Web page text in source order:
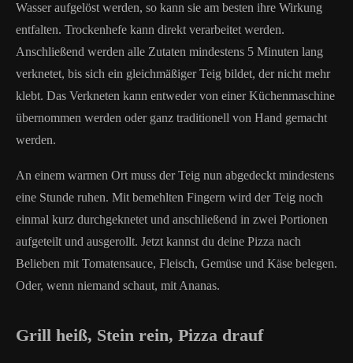
Wasser aufgelöst werden, so kann sie am besten ihre Wirkung
entfalten. Trockenhefe kann direkt verarbeitet werden.
Anschließend werden alle Zutaten mindestens 5 Minuten lang
verknetet, bis sich ein gleichmäßiger Teig bildet, der nicht mehr
klebt. Das Verkneten kann entweder von einer Küchenmaschine
übernommen werden oder ganz traditionell von Hand gemacht
werden.
An einem warmen Ort muss der Teig nun abgedeckt mindestens
eine Stunde ruhen. Mit bemehlten Fingern wird der Teig noch
einmal kurz durchgeknetet und anschließend in zwei Portionen
aufgeteilt und ausgerollt. Jetzt kannst du deine Pizza nach
Belieben mit Tomatensauce, Fleisch, Gemüse und Käse belegen.
Oder, wenn niemand schaut, mit Ananas.
Grill heiß, Stein rein, Pizza drauf